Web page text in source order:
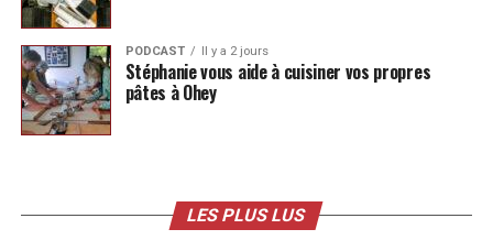
PODCAST Il y a 2 jours
Stéphanie vous aide à cuisiner vos propres
pâtes à Ohey
LES PLUS LUS